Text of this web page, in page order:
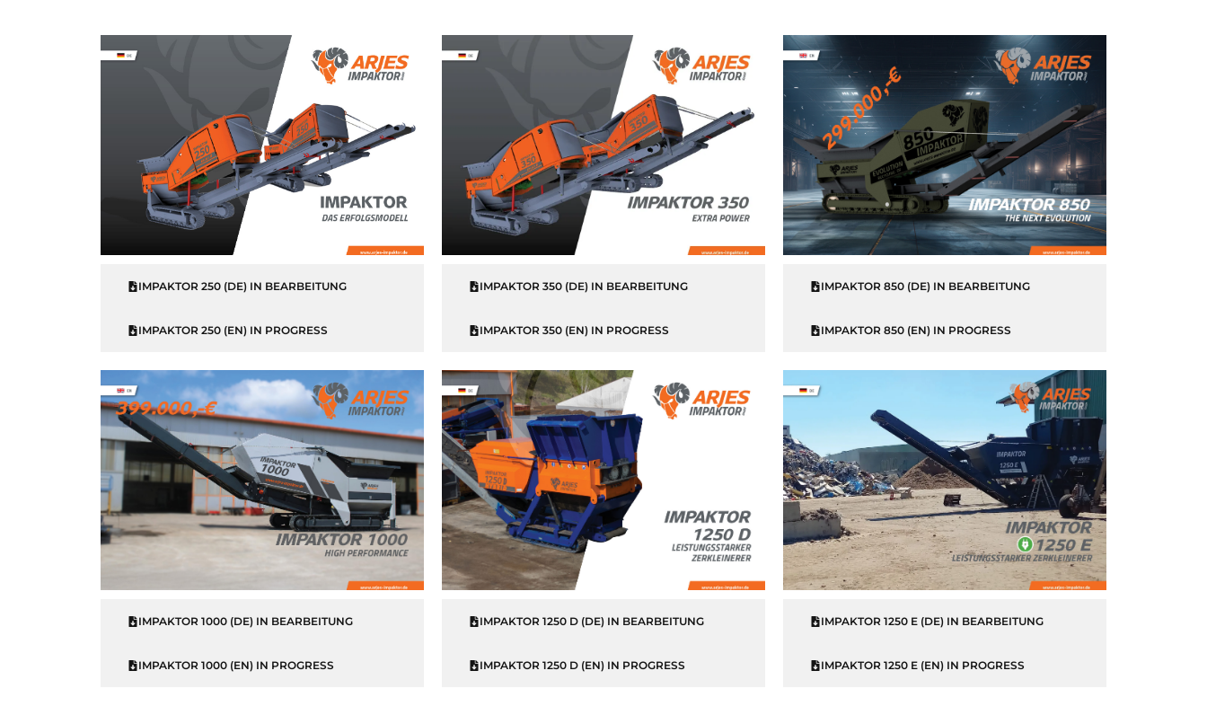
IMPAKTOR 250 (DE) IN BEARBEITUNG
IMPAKTOR 250 (EN) IN PROGRESS
IMPAKTOR 350 (DE) IN BEARBEITUNG
IMPAKTOR 350 (EN) IN PROGRESS
IMPAKTOR 850 (DE) IN BEARBEITUNG
IMPAKTOR 850 (EN) IN PROGRESS
IMPAKTOR 1000 (DE) IN BEARBEITUNG
IMPAKTOR 1000 (EN) IN PROGRESS
IMPAKTOR 1250 D (DE) IN BEARBEITUNG
IMPAKTOR 1250 D (EN) IN PROGRESS
IMPAKTOR 1250 E (DE) IN BEARBEITUNG
IMPAKTOR 1250 E (EN) IN PROGRESS